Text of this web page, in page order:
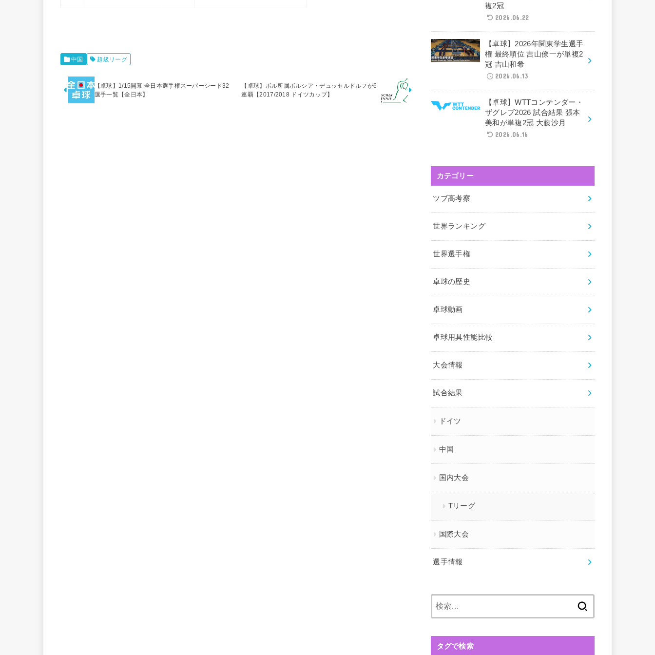
中国 超級リーグ
【卓球】1/15開幕 全日本選手権スーパーシード32
選手一覧【全日本】
【卓球】ボル所属ボルシア・デュッセルドルフが6
連覇【2017/2018 ドイツカップ】
複2冠
2026.06.22
【卓球】2026年関東学生選手
権 最終順位 吉山僚一が単複2
冠 吉山和希
2026.06.13
【卓球】WTTコンテンダー・
ザグレブ2026 試合結果 張本
美和が単複2冠 大藤沙月
2026.06.16
カテゴリー
ツブ高考察
世界ランキング
世界選手権
卓球の歴史
卓球動画
卓球用具性能比較
大会情報
試合結果
ドイツ
中国
国内大会
Tリーグ
国際大会
選手情報
タグで検索